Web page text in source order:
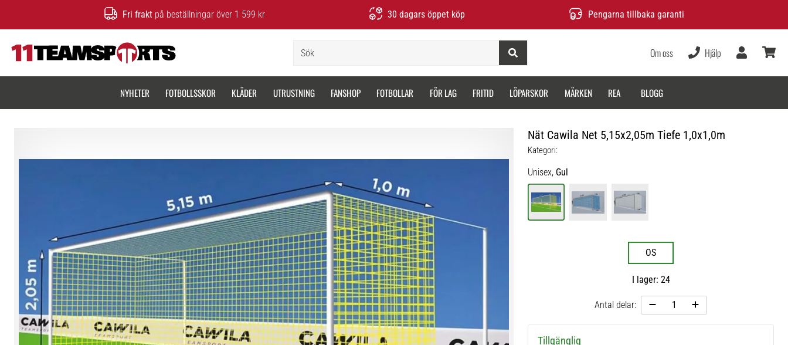
Fri frakt på beställningar över 1 599 kr 30 dagars öppet köp Pengarna tillbaka garanti
Om oss Hjälp
NYHETER FOTBOLLSSKOR KLÄDER UTRUSTNING FANSHOP FOTBOLLAR FÖR LAG FRITID LÖPARSKOR MÄRKEN REA BLOGG
Nät Cawila Net 5,15x2,05m Tiefe 1,0x1,0m
Kategori:
Unisex, Gul
OS
I lager: 24
Antal delar:
Tillgänglig